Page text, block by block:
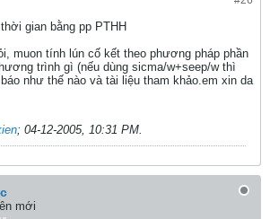
gian bằng pp PTHH
muon tính lún cố kết theo phương pháp phần
trình gì (nếu dùng sicma/w+seep/w thì
như thế nào và tài liệu tham khảo.em xin da
; 04-12-2005, 10:31 PM.
mới